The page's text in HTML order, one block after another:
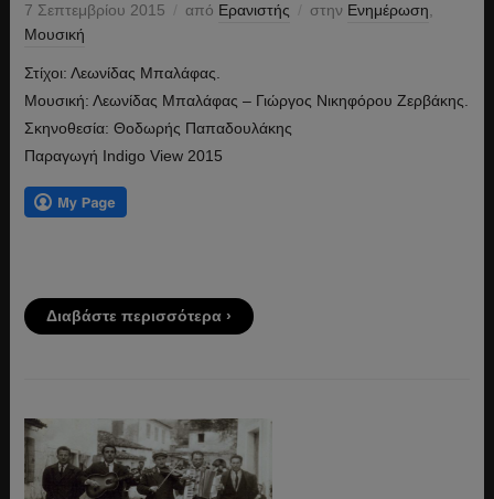
7 Σεπτεμβρίου 2015 από Ερανιστής στην Ενημέρωση
Μουσική
Στίχοι: Λεωνίδας Μπαλάφας.
Μουσική: Λεωνίδας Μπαλάφας – Γιώργος Νικηφόρου Ζερβάκης.
Σκηνοθεσία: Θοδωρής Παπαδουλάκης
Παραγωγή Indigo View 2015
Διαβάστε περισσότερα ›